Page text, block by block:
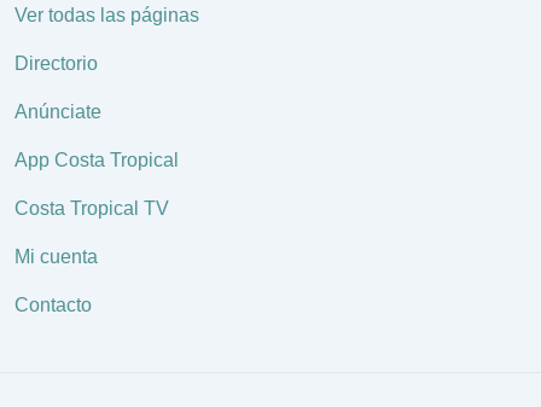
Ver todas las páginas
Directorio
Anúnciate
App Costa Tropical
Costa Tropical TV
Mi cuenta
Contacto